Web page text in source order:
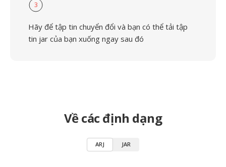
3
Hãy để tập tin chuyển đổi và bạn có thể tải tập
tin jar của bạn xuống ngay sau đó
Về các định dạng
ARJ JAR